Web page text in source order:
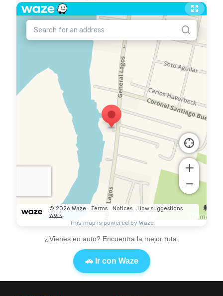
¿Vienes en auto? Encuentra la mejor ruta:
🚗 Ir con Waze